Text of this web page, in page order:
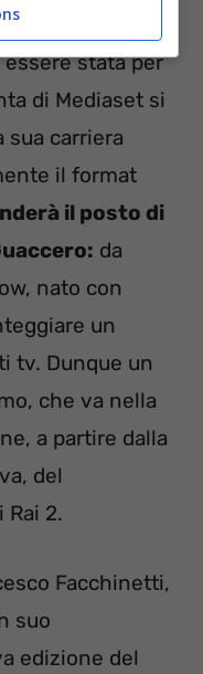
di
stata per
di Mediaset si
sua carriera
il format
il posto di
da
nato con
un
tv. Dunque un
che va nella
a partire dalla
del
Rai 2.
Facchinetti,
suo
edizione del